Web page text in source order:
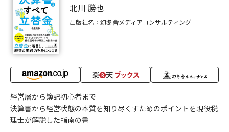
北川 勝也
出版社名：幻冬舎メディアコンサルティング
経営層から簿記初心者まで
決算書から経営状態の本質を知り尽くすためのポイントを現役税
理士が解説した指南の書